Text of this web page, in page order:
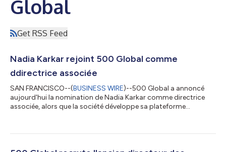
Global
Get RSS Feed
Nadia Karkar rejoint 500 Global comme
ddirectrice associée
SAN FRANCISCO--(BUSINESS WIRE)--500 Global a annoncé
aujourd'hui la nomination de Nadia Karkar comme directrice
associée, alors que la société développe sa plateforme
financière internationale, au conseil d'administration de 500